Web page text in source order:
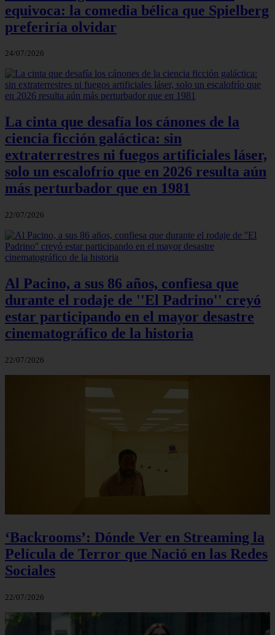
equivoca: la comedia bélica que Spielberg
preferiría olvidar
24/07/2026
La cinta que desafía los cánones de la
ciencia ficción galáctica: sin
extraterrestres ni fuegos artificiales láser,
solo un escalofrío que en 2026 resulta aún
más perturbador que en 1981
22/07/2026
Al Pacino, a sus 86 años, confiesa que
durante el rodaje de ''El Padrino'' creyó
estar participando en el mayor desastre
cinematográfico de la historia
22/07/2026
‘Backrooms’: Dónde Ver en Streaming la
Película de Terror que Nació en las Redes
Sociales
22/07/2026